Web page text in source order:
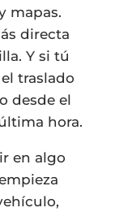
mapas.
directa
Y si tú
traslado
desde el
hora.
en algo